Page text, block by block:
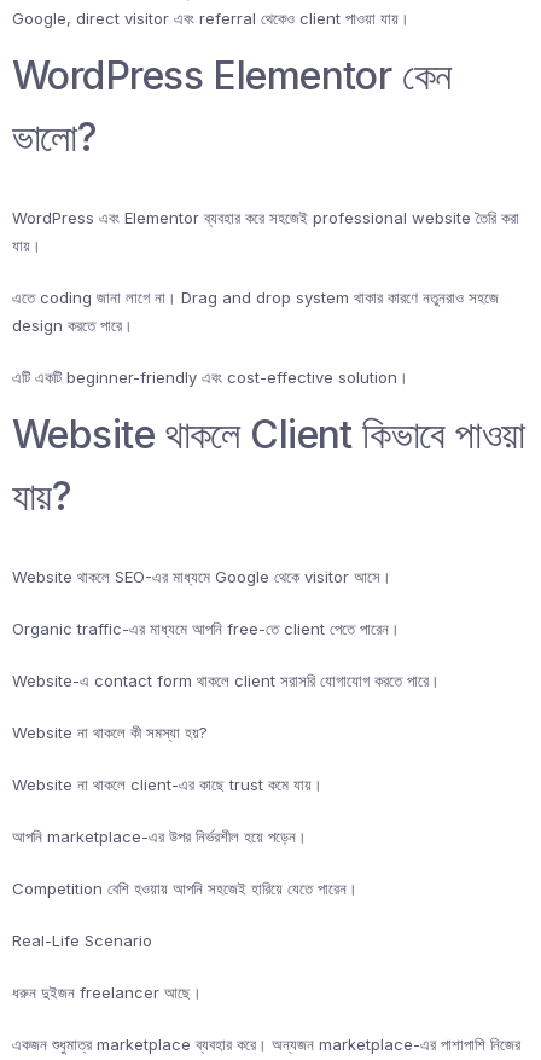
Google, direct visitor এবং referral থেকেও client পাওয়া যায়।
WordPress Elementor কেন
ভালো?
WordPress এবং Elementor ব্যবহার করে সহজেই professional website তৈরি করা
যায়।
এতে coding জানা লাগে না। Drag and drop system থাকার কারণে নতুনরাও সহজে
design করতে পারে।
এটি একটি beginner-friendly এবং cost-effective solution।
Website থাকলে Client কিভাবে পাওয়া
যায়?
Website থাকলে SEO-এর মাধ্যমে Google থেকে visitor আসে।
Organic traffic-এর মাধ্যমে আপনি free-তে client পেতে পারেন।
Website-এ contact form থাকলে client সরাসরি যোগাযোগ করতে পারে।
Website না থাকলে কী সমস্যা হয়?
Website না থাকলে client-এর কাছে trust কমে যায়।
আপনি marketplace-এর উপর নির্ভরশীল হয়ে পড়েন।
Competition বেশি হওয়ায় আপনি সহজেই হারিয়ে যেতে পারেন।
Real-Life Scenario
ধরুন দুইজন freelancer আছে।
একজন শুধুমাত্র marketplace ব্যবহার করে। অন্যজন marketplace-এর পাশাপাশি নিজের